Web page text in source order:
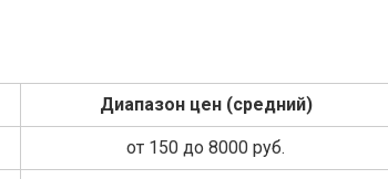
Диапазон цен (средний)
от 150 до 8000 руб.